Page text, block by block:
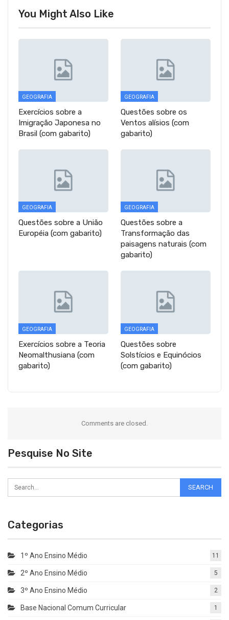
You Might Also Like
GEOGRAFIA
Exercícios sobre a
Imigração Japonesa no
Brasil (com gabarito)
GEOGRAFIA
Questões sobre os
Ventos alísios (com
gabarito)
GEOGRAFIA
Questões sobre a União
Européia (com gabarito)
GEOGRAFIA
Questões sobre a
Transformação das
paisagens naturais (com
gabarito)
GEOGRAFIA
Exercícios sobre a Teoria
Neomalthusiana (com
gabarito)
GEOGRAFIA
Questões sobre
Solstícios e Equinócios
(com gabarito)
Comments are closed.
Pesquise No Site
Categorias
1º Ano Ensino Médio 11
2º Ano Ensino Médio 5
3º Ano Ensino Médio 2
Base Nacional Comum Curricular 1